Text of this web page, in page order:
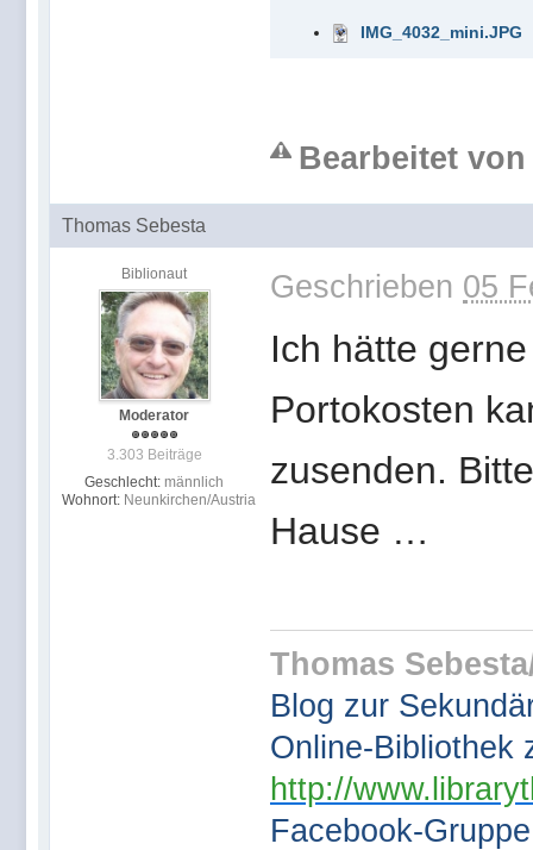
IMG_4032_mini.JPG
Bearbeitet von
Thomas Sebesta
Biblionaut
Moderator
3.303 Beiträge
Geschlecht: männlich
Wohnort: Neunkirchen/Austria
Geschrieben 05
Ich hätte
Portokosten
zusenden.
Hause …
Thomas
Blog zur
Online-Bibliothek
http://
Facebook-